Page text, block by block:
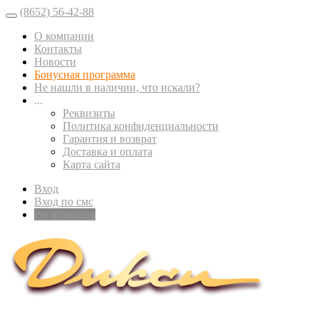
(8652) 56-42-88
О компании
Контакты
Новости
Бонусная программа
Не нашли в наличии, что искали?
...
Реквизиты
Политика конфиденциальности
Гарантия и возврат
Доставка и оплата
Карта сайта
Вход
Вход по смс